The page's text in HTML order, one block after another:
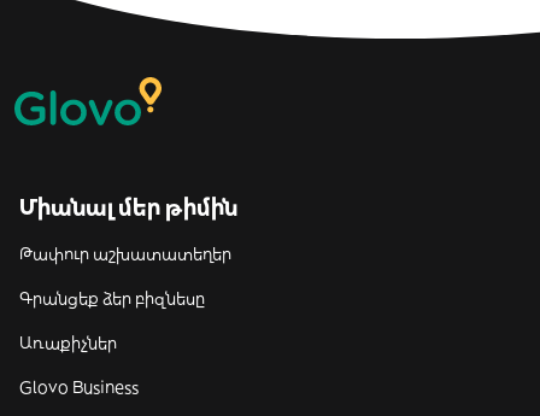
Միանալ մեր թիմին
Թափուր աշխատատեղեր
Գրանցեք ձեր բիզնեսը
Առաքիչներ
Glovo Business